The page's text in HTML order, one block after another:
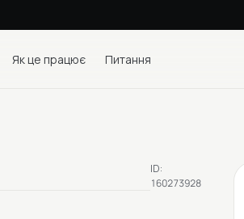
Як це працює Питання
ID:
160273928